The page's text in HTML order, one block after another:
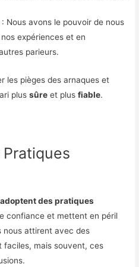
: Nous avons le pouvoir de nous
expériences et en
parieurs.
les pièges des arnaques et
plussûre et plusfiable.
des pratiques
confiance et mettent en péril
nous attirent avec des
faciles, mais souvent, ces